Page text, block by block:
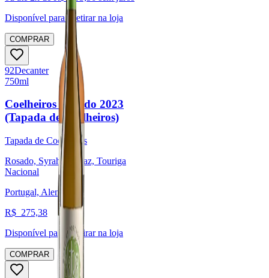
Disponível para:
Retirar na loja
COMPRAR
92Decanter
750ml
Coelheiros Rosado 2023
(Tapada de Coelheiros)
Tapada de Coelheiros
Rosado, Syrah / Shiraz, Touriga
Nacional
Portugal, Alentejo
R$ 275,38
Disponível para: Retirar na loja
COMPRAR